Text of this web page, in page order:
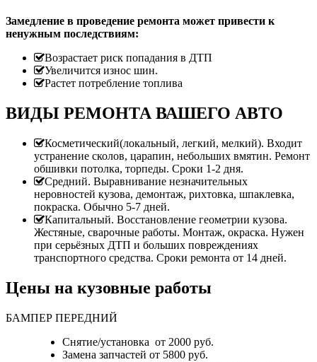
Замедление в проведение ремонта может привести к
ненужным последствиям:
Возрастает риск попадания в ДТП
Увеличится износ шин.
Растет потребление топлива
ВИДЫ РЕМОНТА ВАШЕГО АВТО
Косметический(локальный, легкий, мелкий). Входит
устранение сколов, царапин, небольших вмятин. Ремонт
обшивки потолка, торпеды. Сроки 1-2 дня.
Средний. Выравнивание незначительных
неровностей кузова, демонтаж, рихтовка, шпаклевка,
покраска. Обычно 5-7 дней.
Капитальный. Восстановление геометрии кузова.
Жестяные, сварочные работы. Монтаж, окраска. Нужен
при серьёзных ДТП и больших повреждениях
транспортного средства. Сроки ремонта от 14 дней.
Цены на кузовные работы
БАМПЕР ПЕРЕДНИЙ
Снятие/установка от 2000 руб.
Замена запчастей от 5800 руб.